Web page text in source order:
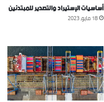
أساسيات الإستيراد والتصدير للمبتدئين
18 مايو، 2023